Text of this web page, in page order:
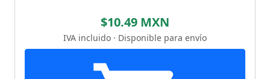
$10.49 MXN
IVA incluido · Disponible para envío